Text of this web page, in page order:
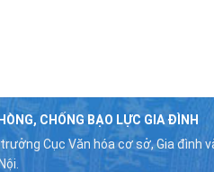
CHỐNG BẠO LỰC GIA ĐÌNH
Cục Văn hóa cơ sở, Gia đình